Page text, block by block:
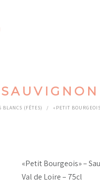
BLANCS (FÊTES) / «PETIT
«Petit Bourgeois» –
Val de Loire – 75cl